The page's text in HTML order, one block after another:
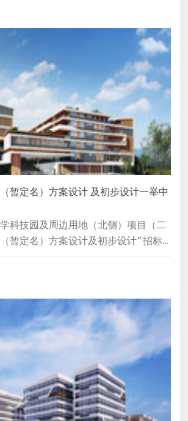
立三体系以来，院各部门坚持“持续
过有效管理和内部审核，做到自我发
自我完善，以确保三体系运行有效并持
家根据本年度的监督审核计划，参照各
紧紧围绕认证审核范围，主要采取查看
点及面地对三体系运行的符合性和有效
细致、严格规范的审核。审核工作...
暂定名）方案设计 及初步设计一举中
科技园及周边用地（北侧）项目（二
暂定名）方案设计及初步设计”招标
标！项目概况暨南大学科技园及周边
（二期）-暨珠小学位于珠海市香洲
毗邻暨南大学，用地功能为高等院校用
区域居民对义务教育阶段学位的需
该区域新建一所规模为36个教学班
划用地面积为14251.72㎡，总建筑面
，其中包括计容建筑面积...